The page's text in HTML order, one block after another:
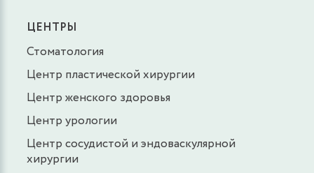
ЦЕНТРЫ
Стоматология
Центр пластической хирургии
Центр женского здоровья
Центр урологии
Центр сосудистой и эндоваскулярной
хирургии